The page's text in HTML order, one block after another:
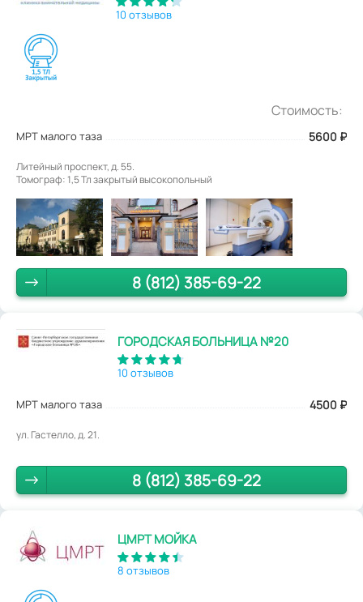
10 отзывов
Стоимость:
МРТ малого таза 5600 ₽
Литейный проспект, д. 55.
Томограф: 1,5 Тл закрытый высокопольный
8 (812) 385-69-22
ГОРОДСКАЯ БОЛЬНИЦА №20
10 отзывов
МРТ малого таза 4500 ₽
ул. Гастелло, д. 21.
8 (812) 385-69-22
ЦМРТ МОЙКА
8 отзывов